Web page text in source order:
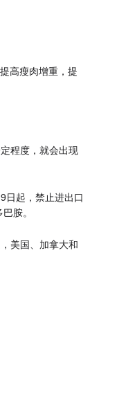
高瘦肉增重，提
程度，就会出现
日起，禁止进出口
胺。
美国、加拿大和